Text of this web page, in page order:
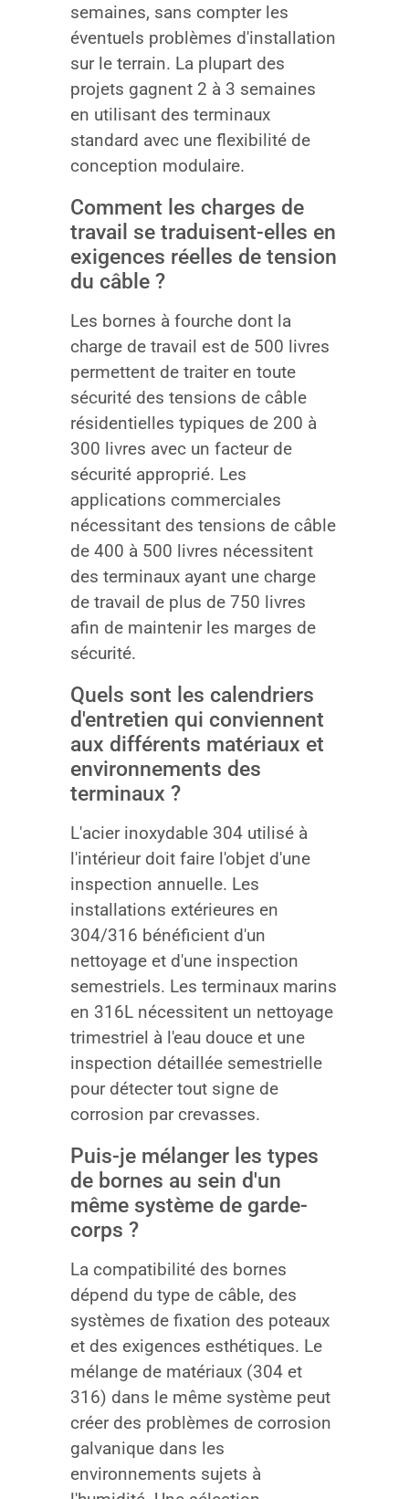
semaines, sans compter les
éventuels problèmes d'installation
sur le terrain. La plupart des
projets gagnent 2 à 3 semaines
en utilisant des terminaux
standard avec une flexibilité de
conception modulaire.
Comment les charges de
travail se traduisent-elles en
exigences réelles de tension
du câble ?
Les bornes à fourche dont la
charge de travail est de 500 livres
permettent de traiter en toute
sécurité des tensions de câble
résidentielles typiques de 200 à
300 livres avec un facteur de
sécurité approprié. Les
applications commerciales
nécessitant des tensions de câble
de 400 à 500 livres nécessitent
des terminaux ayant une charge
de travail de plus de 750 livres
afin de maintenir les marges de
sécurité.
Quels sont les calendriers
d'entretien qui conviennent
aux différents matériaux et
environnements des
terminaux ?
L'acier inoxydable 304 utilisé à
l'intérieur doit faire l'objet d'une
inspection annuelle. Les
installations extérieures en
304/316 bénéficient d'un
nettoyage et d'une inspection
semestriels. Les terminaux marins
en 316L nécessitent un nettoyage
trimestriel à l'eau douce et une
inspection détaillée semestrielle
pour détecter tout signe de
corrosion par crevasses.
Puis-je mélanger les types
de bornes au sein d'un
même système de garde-
corps ?
La compatibilité des bornes
dépend du type de câble, des
systèmes de fixation des poteaux
et des exigences esthétiques. Le
mélange de matériaux (304 et
316) dans le même système peut
créer des problèmes de corrosion
galvanique dans les
environnements sujets à